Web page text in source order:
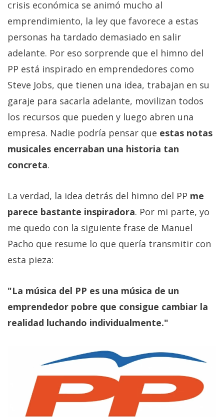
Informático
(CC) 2006-
derechos
reservados.
crisis económica se animó mucho al
emprendimiento, la ley que favorece a estas
personas ha tardado demasiado en salir
adelante. Por eso sorprende que el himno del
PP está inspirado en emprendedores como
Steve Jobs, que tienen una idea, trabajan en su
garaje para sacarla adelante, movilizan todos
los recursos que pueden y luego abren una
empresa. Nadie podría pensar que estas notas
musicales encerraban una historia tan
concreta.
La verdad, la idea detrás del himno del PP me
parece bastante inspiradora. Por mi parte, yo
me quedo con la siguiente frase de Manuel
Pacho que resume lo que quería transmitir con
esta pieza:
"La música del PP es una música de un
emprendedor pobre que consigue cambiar la
realidad luchando individualmente."